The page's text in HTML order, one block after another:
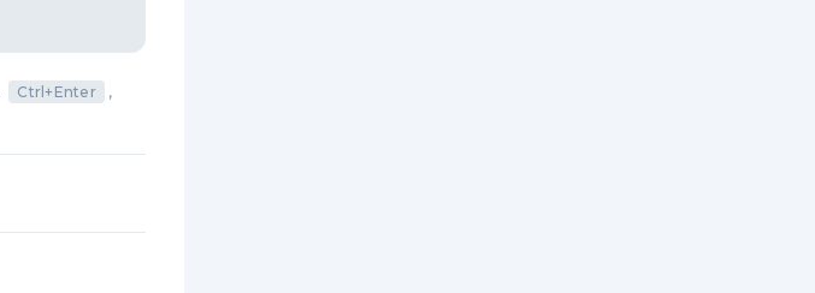
Ctrl+Enter
,